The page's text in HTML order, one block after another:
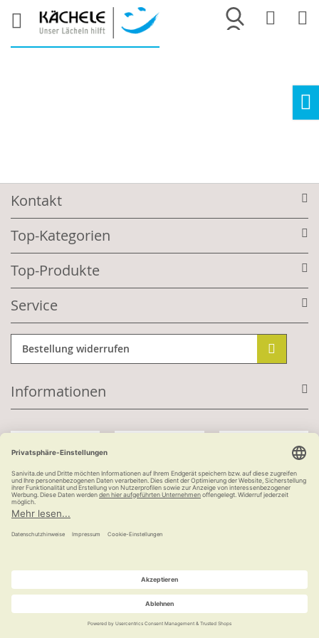
Merkliste
Kontakt
Top-Kategorien
Top-Produkte
Service
Bestellung widerrufen
Informationen
Kauf auf Rechnung
versandkostenfrei
© Ludwig Bertram GmbH | 2026